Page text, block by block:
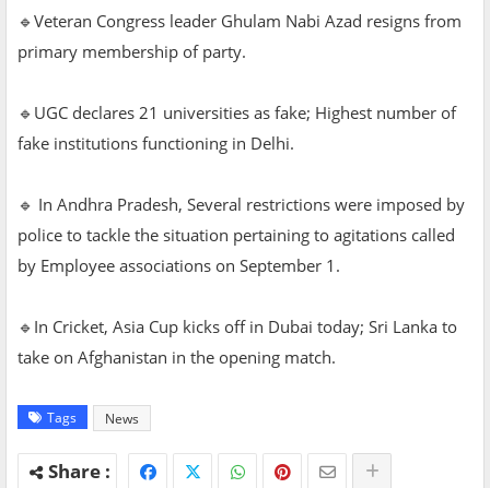
🔹Veteran Congress leader Ghulam Nabi Azad resigns from
primary membership of party.
🔹UGC declares 21 universities as fake; Highest number of
fake institutions functioning in Delhi.
🔹 In Andhra Pradesh, Several restrictions were imposed by
police to tackle the situation pertaining to agitations called
by Employee associations on September 1.
🔹In Cricket, Asia Cup kicks off in Dubai today; Sri Lanka to
take on Afghanistan in the opening match.
Tags News